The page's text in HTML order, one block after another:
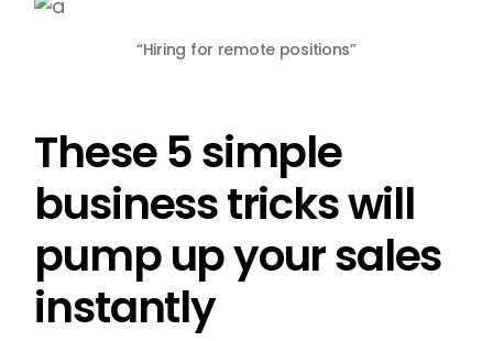
“Hiring for remote positions”
These 5 simple
business tricks will
pump up your sales
instantly